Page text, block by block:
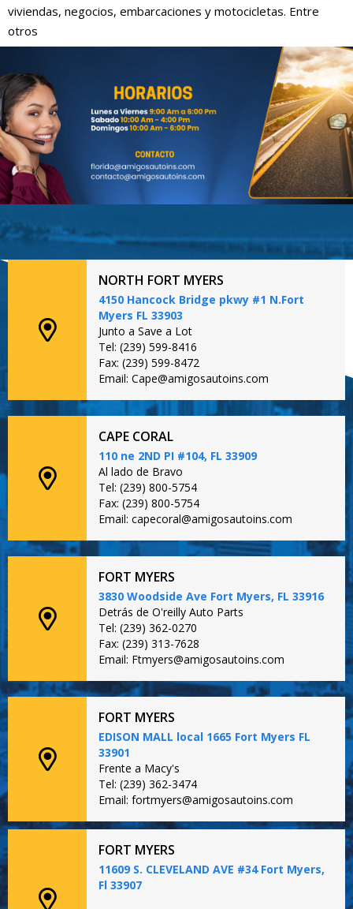
viviendas, negocios, embarcaciones y motocicletas. Entre
otros
NORTH FORT MYERS
4150 Hancock Bridge pkwy #1 N.Fort
Myers FL 33903
Junto a Save a Lot
Tel: (239) 599-8416
Fax: (239) 599-8472
Email: Cape@amigosautoins.com
CAPE CORAL
110 ne 2ND PI #104, FL 33909
Al lado de Bravo
Tel: (239) 800-5754
Fax: (239) 800-5754
Email: capecoral@amigosautoins.com
FORT MYERS
3830 Woodside Ave Fort Myers, FL 33916
Detrás de O'reilly Auto Parts
Tel: (239) 362-0270
Fax: (239) 313-7628
Email: Ftmyers@amigosautoins.com
FORT MYERS
EDISON MALL local 1665 Fort Myers FL
33901
Frente a Macy's
Tel: (239) 362-3474
Email: fortmyers@amigosautoins.com
FORT MYERS
11609 S. CLEVELAND AVE #34 Fort Myers,
Fl 33907